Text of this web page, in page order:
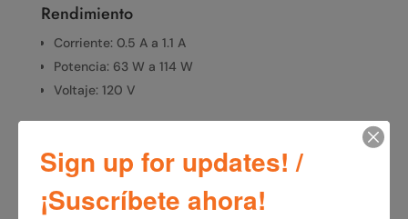
Rendimiento
Corriente: 0.5 A a 1.1 A
Potencia: 63 W a 114 W
Voltaje: 120 V
Altura del Producto: 54.5 in
Ancho del Producto: 20.5 in
Sign up for updates! /
¡Suscríbete ahora!